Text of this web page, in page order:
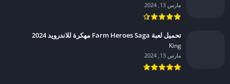
مارس 13, 2024
تحميل لعبة Farm Heroes Saga مهكرة للاندرويد 2024
King‏
مارس 13, 2024